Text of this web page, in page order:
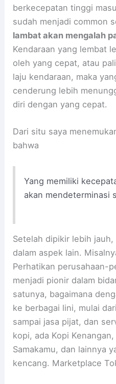
berkecepatan tinggi
sudah menjadi common
lambat akan mengalah
Kendaraan yang lembat
oleh yang cepat, atau
laju kendaraan, maka
cenderung lebih
diri dengan yang cepat.
Dari situ saya
bahwa
Yang memiliki
akan mendeterminasi
Setelah dipikir lebih
dalam aspek lain.
Perhatikan perusahaan-
menjadi pionir dalam
satunya, bagaimana
ke berbagai lini, mulai
sampai jasa pijat, dan
kopi, ada Kopi
Samakamu, dan lainnya
kencang. Marketplace